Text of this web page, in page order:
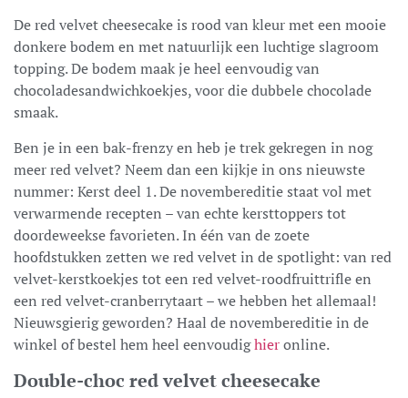
De red velvet cheesecake is rood van kleur met een mooie
donkere bodem en met natuurlijk een luchtige slagroom
topping. De bodem maak je heel eenvoudig van
chocoladesandwichkoekjes, voor die dubbele chocolade
smaak.
Ben je in een bak-frenzy en heb je trek gekregen in nog
meer red velvet? Neem dan een kijkje in ons nieuwste
nummer: Kerst deel 1. De novembereditie staat vol met
verwarmende recepten – van echte kersttoppers tot
doordeweekse favorieten. In één van de zoete
hoofdstukken zetten we red velvet in de spotlight: van red
velvet-kerstkoekjes tot een red velvet-roodfruittrifle en
een red velvet-cranberrytaart – we hebben het allemaal!
Nieuwsgierig geworden? Haal de novembereditie in de
winkel of bestel hem heel eenvoudighieronline.
Double-choc red velvet cheesecake